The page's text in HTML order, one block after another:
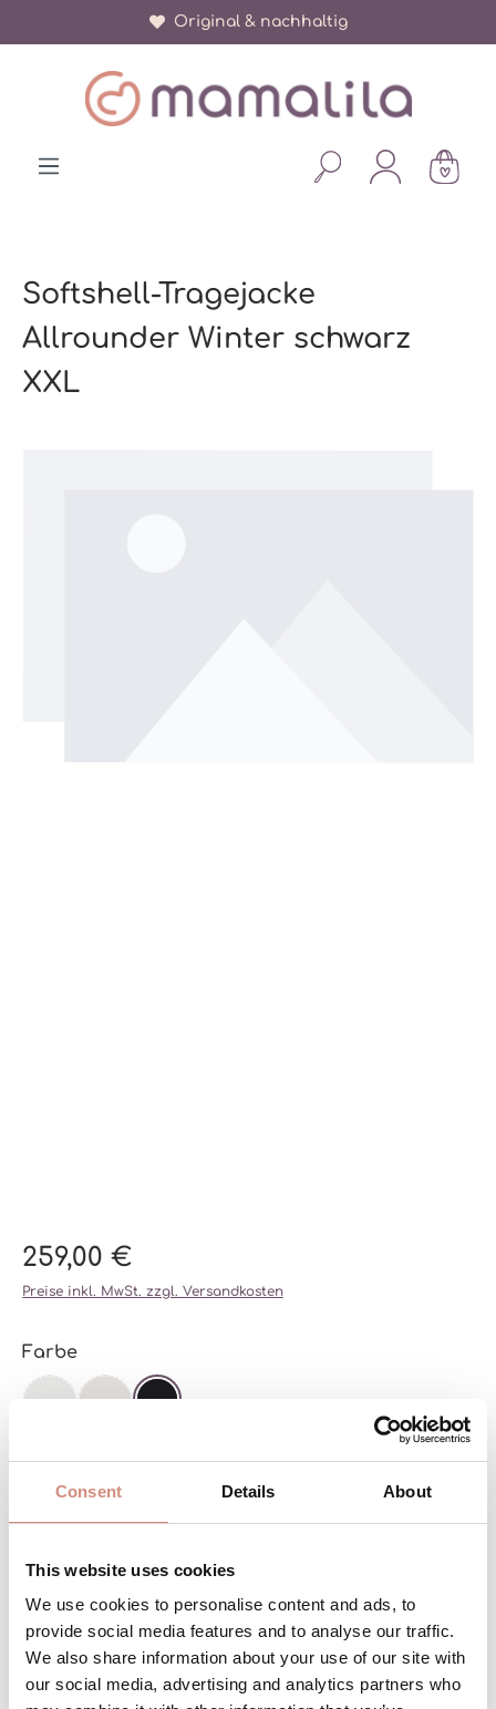
Consent Details About
This website uses cookies
We use cookies to personalise content and ads, to
provide social media features and to analyse our traffic.
We also share information about your use of our site with
our social media, advertising and analytics partners who
Original & nachhaltig
Softshell-Tragejacke
Allrounder Winter schwarz
XXL
259,00 €
Preise inkl. MwSt. zzgl. Versandkosten
Farbeauswählen
Größeauswählen
Bestell es jetzt fürAnfang September
Produkt Anzahl: Gib den
Stk IN DEN WARENKORB